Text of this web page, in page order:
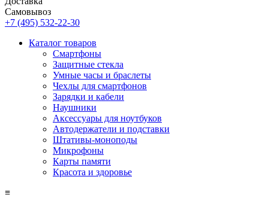
Самовывоз
+7 (495) 532-22-30
Каталог товаров
Смартфоны
Защитные стекла
Умные часы и браслеты
Чехлы для смартфонов
Зарядки и кабели
Наушники
Аксессуары для ноутбуков
Автодержатели и подставки
Штативы-моноподы
Микрофоны
Карты памяти
Красота и здоровье
≡